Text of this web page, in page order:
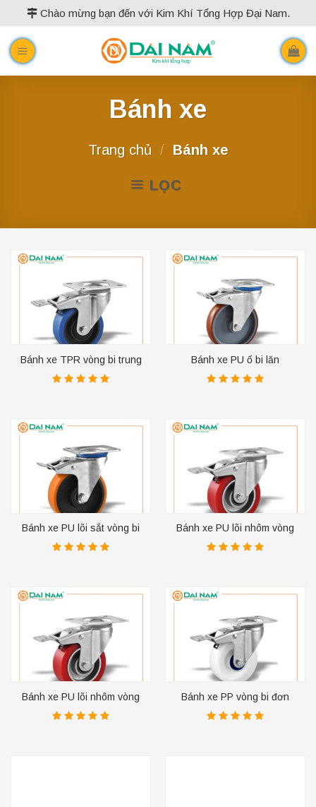
to
content
Chào mừng bạn đến với Kim Khí Tổng Hợp Đại Nam.
Bánh xe
Trang chủ / Bánh xe
LỌC
Bánh xe TPR vòng bi trung
tâm
Bánh xe PU ổ bi lăn
Bánh xe PU lõi sắt vòng bi
sắt
Bánh xe PU lõi nhôm vòng
bi kép
Bánh xe PU lõi nhôm vòng
bi kép
Bánh xe PP vòng bi đơn